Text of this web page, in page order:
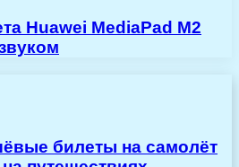
Huawei MediaPad M2
билеты на самолёт